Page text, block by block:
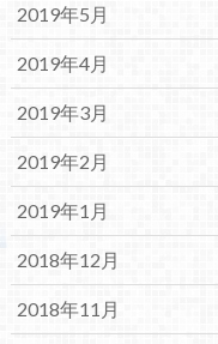
2019年5月
2019年4月
2019年3月
2019年2月
2019年1月
2018年12月
2018年11月